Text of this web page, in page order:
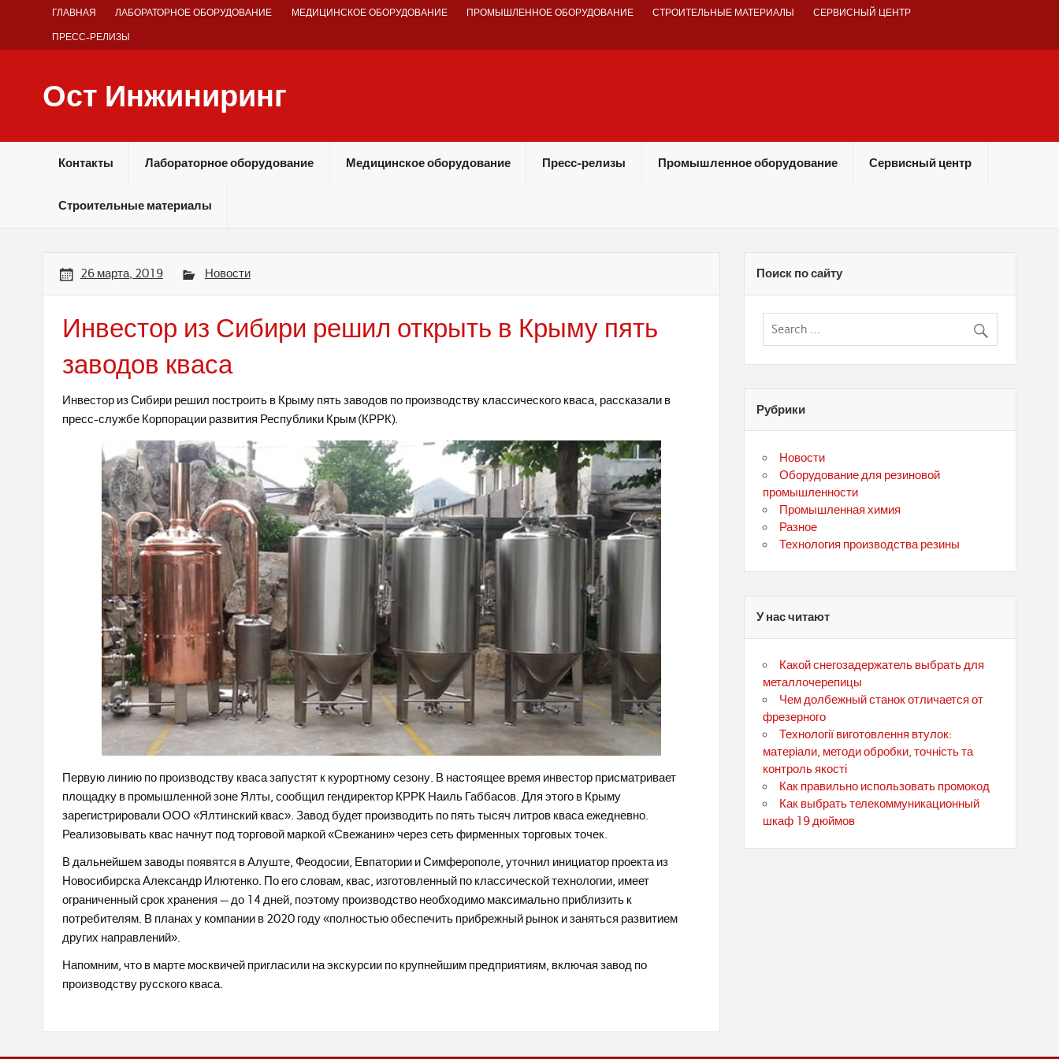
ГЛАВНАЯ ЛАБОРАТОРНОЕ ОБОРУДОВАНИЕ МЕДИЦИНСКОЕ ОБОРУДОВАНИЕ ПРОМЫШЛЕННОЕ ОБОРУДОВАНИЕ СТРОИТЕЛЬНЫЕ МАТЕРИАЛЫ СЕРВИСНЫЙ ЦЕНТР
ПРЕСС-РЕЛИЗЫ
Ост Инжиниринг
Контакты Лабораторное оборудование Медицинское оборудование Пресс-релизы Промышленное оборудование Сервисный центр
Строительные материалы
26 марта, 2019 Новости
Инвестор из Сибири решил открыть в Крыму пять
заводов кваса
Инвестор из Сибири решил построить в Крыму пять заводов по производству классического кваса, рассказали в
пресс-службе Корпорации развития Республики Крым (КРРК).
Первую линию по производству кваса запустят к курортному сезону. В настоящее время инвестор присматривает
площадку в промышленной зоне Ялты, сообщил гендиректор КРРК Наиль Габбасов. Для этого в Крыму
зарегистрировали ООО «Ялтинский квас». Завод будет производить по пять тысяч литров кваса ежедневно.
Реализовывать квас начнут под торговой маркой «Свежанин» через сеть фирменных торговых точек.
В дальнейшем заводы появятся в Алуште, Феодосии, Евпатории и Симферополе, уточнил инициатор проекта из
Новосибирска Александр Илютенко. По его словам, квас, изготовленный по классической технологии, имеет
ограниченный срок хранения — до 14 дней, поэтому производство необходимо максимально приблизить к
потребителям. В планах у компании в 2020 году «полностью обеспечить прибрежный рынок и заняться развитием
других направлений».
Напомним, что в марте москвичей пригласили на экскурсии по крупнейшим предприятиям, включая завод по
производству русского кваса.
Поиск по сайту
Рубрики
Новости
Оборудование для резиновой
промышленности
Промышленная химия
Разное
Технология производства резины
У нас читают
Какой снегозадержатель выбрать для
металлочерепицы
Чем долбежный станок отличается от
фрезерного
Технології виготовлення втулок:
матеріали, методи обробки, точність та
контроль якості
Как правильно использовать промокод
Как выбрать телекоммуникационный
шкаф 19 дюймов